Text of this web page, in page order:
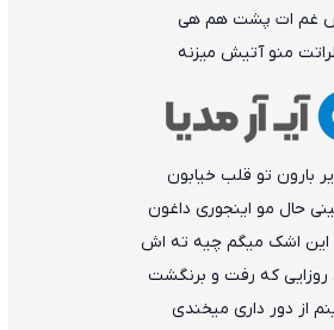
غم ات پشت هم هی
منو آتیش میزنه
بارون تو قلب خیابون
حال مو اینجوری داغون
این اشک میگم چیه ته اش
روزایی که رفت و برنگشت
از دور داری میخندی